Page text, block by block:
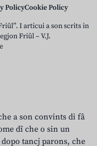
PolicyCookie Policy
I articui a son scrits in
Friûl – V.J.
a son convints di fâ
dî che o sin un
tancj parons, che